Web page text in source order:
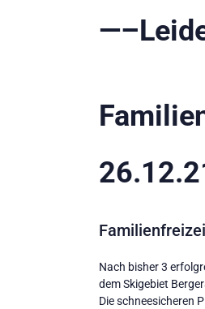
Nach bisher 3
dem Skigebiet
Die schneesicheren